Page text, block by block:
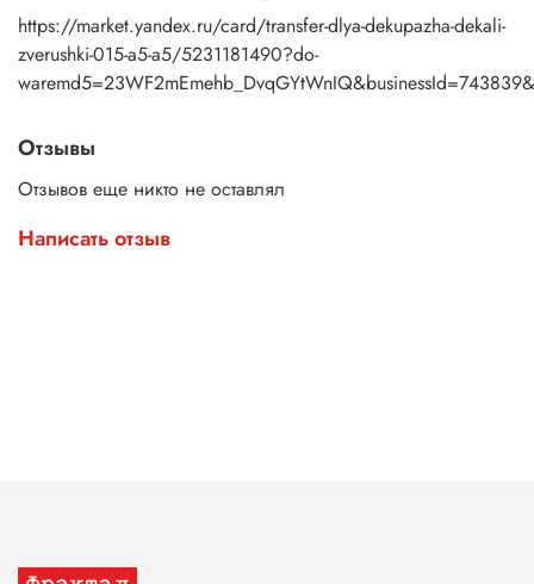
https://market.yandex.ru/card/transfer-dlya-dekupazha-dekali-
zverushki-015-a5-a5/5231181490?do-
Отзывы
Отзывов еще никто не оставлял
Написать отзыв